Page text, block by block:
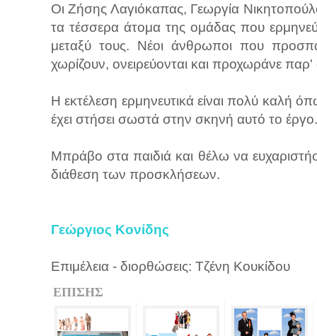
Οι Ζήσης Λαγιόκαπας, Γεωργία
τα τέσσερα άτομα της ομάδας που
μεταξύ τους. Νέοι άνθρωποι που
χωρίζουν, ονειρεύονται και προχωράνε παρ'
Η εκτέλεση ερμηνευτικά είναι πολύ καλή
έχει στήσει σωστά στην σκηνή αυτό το έργο.
Μπράβο στα παιδιά και θέλω να
διάθεση των προσκλήσεων.
Γεώργιος Κονίδης
Επιμέλεια - διορθώσεις: Τζένη Κουκίδου
ΕΠΙΣΗΣ